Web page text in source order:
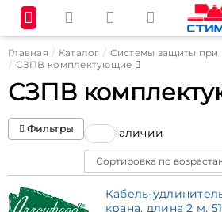
Главная Каталог
Системы защиты при
СЗПВ комплектующие
СЗПВ
Фильтры В наличии
Sort
Кабель-
крана, длина 2 м.